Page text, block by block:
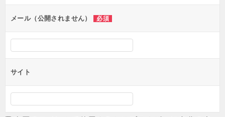
ンメール（公開されません） 必須
サイト